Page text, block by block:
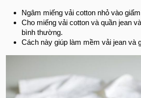
Ngâm miếng vải cotton nhỏ vào
Cho miếng vải cotton và quần jean
bình thường.
Cách này giúp làm mềm vải jean và